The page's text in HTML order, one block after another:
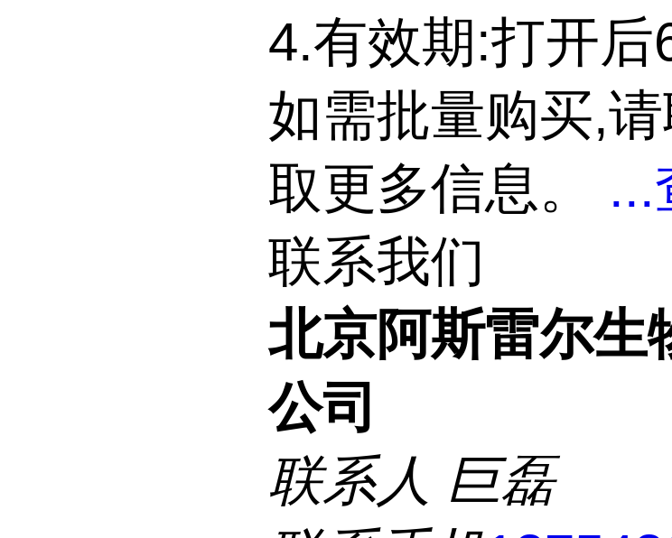
4.有效期:打开后
如需批量购买,
取更多信息。 ...
联系我们
北京阿斯雷尔生
公司
联系人 巨磊